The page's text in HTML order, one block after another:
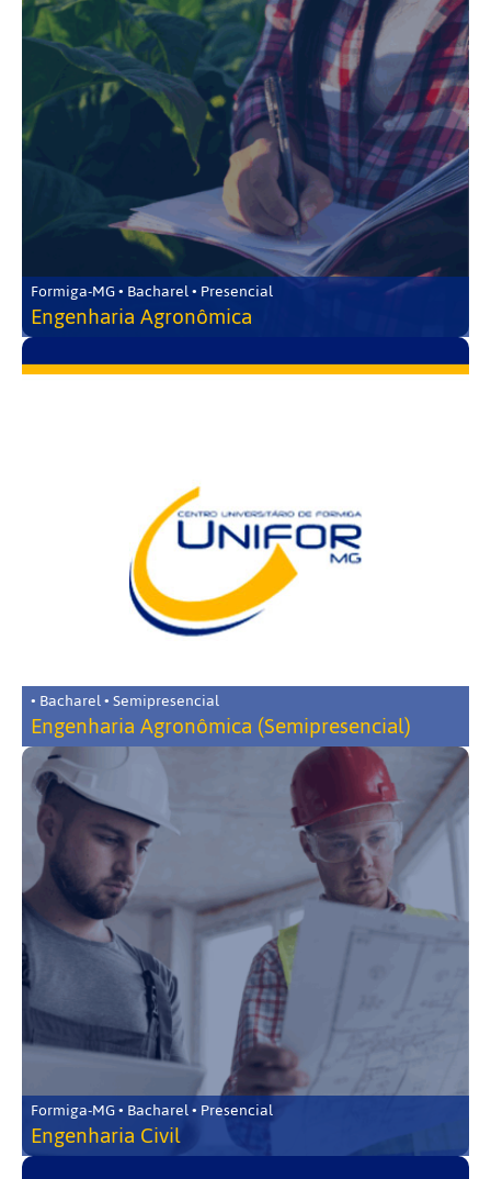
Formiga-MG • Bacharel • Presencial
Engenharia Agronômica
• Bacharel • Semipresencial
Engenharia Agronômica (Semipresencial)
Formiga-MG • Bacharel • Presencial
Engenharia Civil